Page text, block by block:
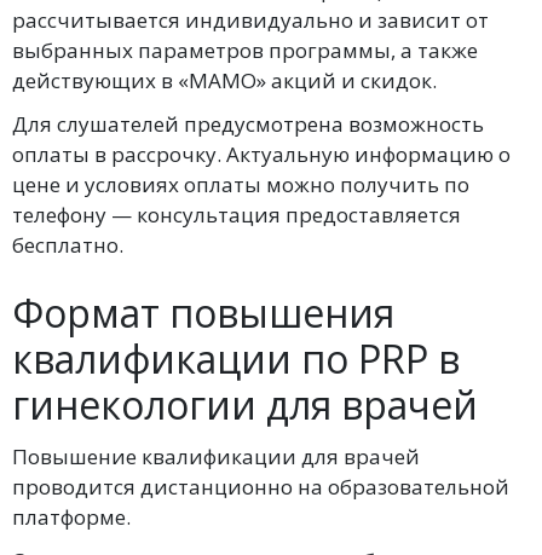
рассчитывается индивидуально и зависит от
выбранных параметров программы, а также
действующих в «МАМО» акций и скидок.
Для слушателей предусмотрена возможность
оплаты в рассрочку. Актуальную информацию о
цене и условиях оплаты можно получить по
телефону — консультация предоставляется
бесплатно.
Формат повышения
квалификации по PRP в
гинекологии для врачей
Повышение квалификации для врачей
проводится дистанционно на образовательной
платформе.